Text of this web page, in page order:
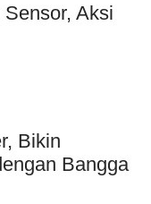
Aksi
Bikin
Bangga